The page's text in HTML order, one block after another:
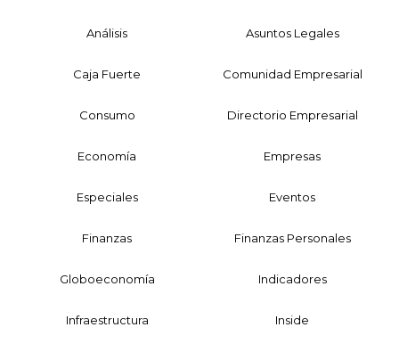
Análisis Asuntos Legales
Caja Fuerte Comunidad Empresarial
Consumo Directorio Empresarial
Economía Empresas
Especiales Eventos
Finanzas Finanzas Personales
Globoeconomía Indicadores
Infraestructura Inside